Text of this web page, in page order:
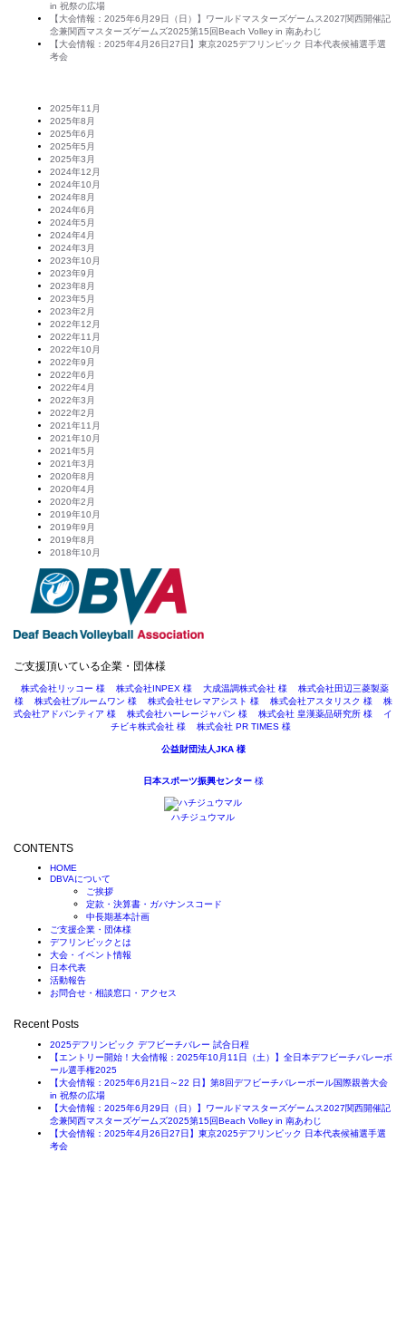
in 祝祭の広場
【大会情報：2025年6月29日（日）】ワールドマスターズゲームス2027関西開催記
念兼関西マスターズゲームズ2025第15回Beach Volley in 南あわじ
【大会情報：2025年4月26日27日】東京2025デフリンピック 日本代表候補選手選
考会
2025年11月
2025年8月
2025年6月
2025年5月
2025年3月
2024年12月
2024年10月
2024年8月
2024年6月
2024年5月
2024年4月
2024年3月
2023年10月
2023年9月
2023年8月
2023年5月
2023年2月
2022年12月
2022年11月
2022年10月
2022年9月
2022年6月
2022年4月
2022年3月
2022年2月
2021年11月
2021年10月
2021年5月
2021年3月
2020年8月
2020年4月
2020年2月
2019年10月
2019年9月
2019年8月
2018年10月
ご支援頂いている企業・団体様
株式会社リッコー 様 株式会社INPEX 様 大成温調株式会社 様
株式会社田辺三菱製薬
様
株式会社ブルームワン 様 株式会社セレマアシスト 様 株式会社アスタリスク 様
株
式会社アドバンティア 様
株式会社ハーレージャパン 様 株式会社 皇漢薬品研究所 様
イ
チビキ株式会社 様
株式会社 PR TIMES 様
公益財団法人JKA 様
日本スポーツ振興センター様
ハチジュウマル
CONTENTS
HOME
DBVAについて
ご挨拶
定款・決算書・ガバナンスコード
中長期基本計画
ご支援企業・団体様
デフリンピックとは
大会・イベント情報
日本代表
活動報告
お問合せ・相談窓口・アクセス
Recent Posts
2025デフリンピック デフビーチバレー 試合日程
【エントリー開始！大会情報：2025年10月11日（土）】全日本デフビーチバレーボ
ール選手権2025
【大会情報：2025年6月21日～22 日】第8回デフビーチバレーボール国際親善大会
in 祝祭の広場
【大会情報：2025年6月29日（日）】ワールドマスターズゲームス2027関西開催記
念兼関西マスターズゲームズ2025第15回Beach Volley in 南あわじ
【大会情報：2025年4月26日27日】東京2025デフリンピック 日本代表候補選手選
考会